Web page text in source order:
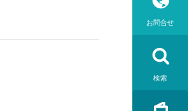
お問合せ
検索